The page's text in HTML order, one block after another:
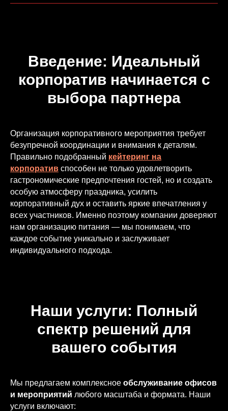
Введение: Идеальный
корпоратив начинается с
выбора партнера
Организация корпоративного мероприятия требует
безупречной координации и внимания к деталям.
Правильно подобранный кейтеринг на
корпоратив способен не только удовлетворить
гастрономические предпочтения гостей, но и создать
особую атмосферу праздника, усилить
корпоративный дух и оставить яркие впечатления у
всех участников. Именно поэтому компании доверяют
нам организацию питания — мы понимаем, что
каждое событие уникально и заслуживает
индивидуального подхода.
Наши услуги: Полный
спектр решений для
вашего события
Мы предлагаем комплексное обслуживание офисов
и мероприятий любого масштаба и формата. Наши
услуги включают: